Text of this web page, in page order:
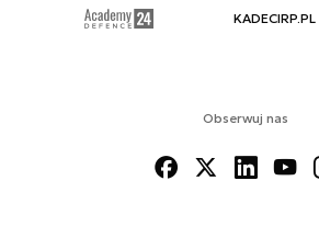
Obserwuj nas
KADECIRP.PL